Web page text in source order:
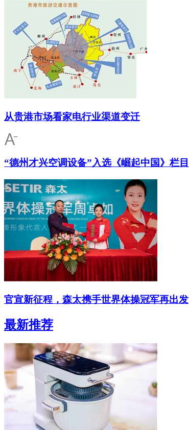
从贵港市场看家电行业渠道变迁
“德州才兴空调设备”入选《崛起中国》栏目
官宣新征程，森太携手世界体操冠军再出发
最新推荐